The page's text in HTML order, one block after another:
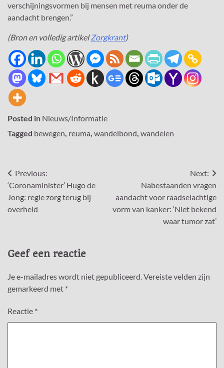
verschijningsvormen bij mensen met reuma onder de
aandacht brengen.”
(Bron en volledig artikelZorgkrant)
Posted in Nieuws/Informatie
Tagged bewegen, reuma, wandelbond, wandelen
Bericht
navigatie
Previous:
‘Coronaminister’ Hugo de
Jong: regie zorg terug bij
overheid
Next:
Nabestaanden vragen
aandacht voor raadselachtige
vorm van kanker: ‘Niet bekend
waar tumor zat’
Geef een reactie
Je e-mailadres wordt niet gepubliceerd.Vereiste velden zijn
gemarkeerd met *
Reactie *